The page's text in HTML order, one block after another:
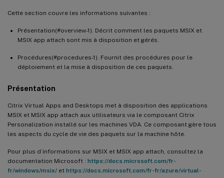
Cette section couvre les informations suivantes :
Présentation(#overview-1). Décrit comment les paquets MSIX et
MSIX app attach sont mis à disposition et gérés.
Procédures(#procedures-1). Fournit des procédures pour le
déploiement et la mise à disposition de ces paquets.
Présentation
Citrix Virtual Apps and Desktops met à disposition des applications
MSIX et MSIX app attach aux utilisateurs via le composant Citrix
Personalization installé sur les machines VDA. Ce composant gère tous
les aspects du cycle de vie des paquets sur la machine hôte.
Pour plus d’informations sur MSIX et MSIX app attach, consultez la
documentation Microsoft : https://docs.microsoft.com/fr-
fr/windows/msix/ et https://docs.microsoft.com/fr-fr/azure/virtual-